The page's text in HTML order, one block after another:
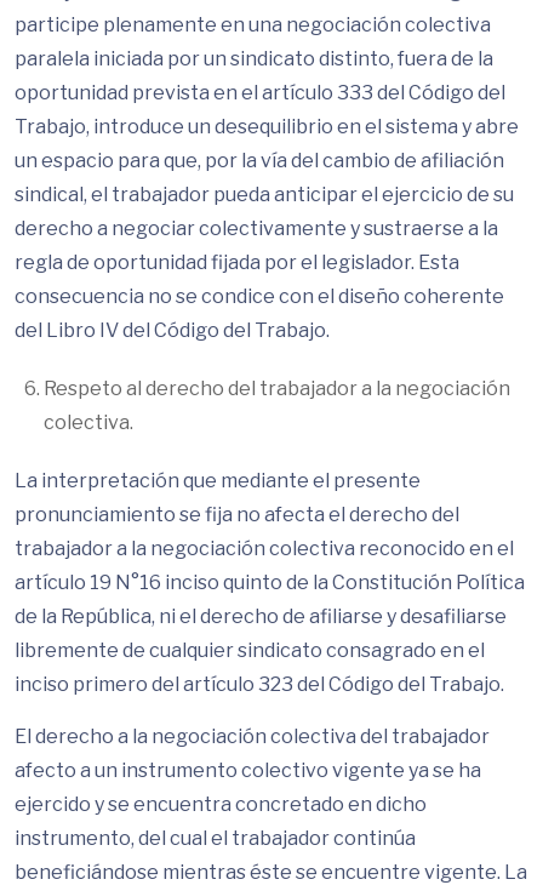
participe plenamente en una negociación colectiva
paralela iniciada por un sindicato distinto, fuera de la
oportunidad prevista en el artículo 333 del Código del
Trabajo, introduce un desequilibrio en el sistema y abre
un espacio para que, por la vía del cambio de afiliación
sindical, el trabajador pueda anticipar el ejercicio de su
derecho a negociar colectivamente y sustraerse a la
regla de oportunidad fijada por el legislador. Esta
consecuencia no se condice con el diseño coherente
del Libro IV del Código del Trabajo.
Respeto al derecho del trabajador a la negociación
colectiva.
La interpretación que mediante el presente
pronunciamiento se fija no afecta el derecho del
trabajador a la negociación colectiva reconocido en el
artículo 19 N°16 inciso quinto de la Constitución Política
de la República, ni el derecho de afiliarse y desafiliarse
libremente de cualquier sindicato consagrado en el
inciso primero del artículo 323 del Código del Trabajo.
El derecho a la negociación colectiva del trabajador
afecto a un instrumento colectivo vigente ya se ha
ejercido y se encuentra concretado en dicho
instrumento, del cual el trabajador continúa
beneficiándose mientras éste se encuentre vigente. La